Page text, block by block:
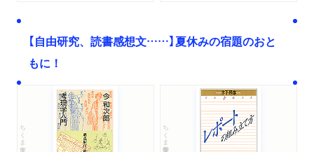
【自由研究、読書感想文……】夏休みの宿題のおと
もに！
ちくま文庫 ちくま学芸文庫